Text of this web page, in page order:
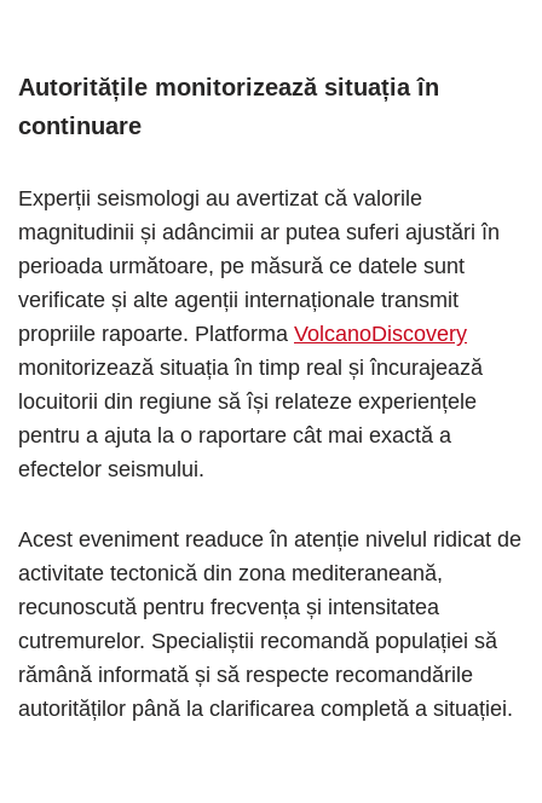
Autoritățile monitorizează situația în
continuare
Experții seismologi au avertizat că valorile
magnitudinii și adâncimii ar putea suferi ajustări în
perioada următoare, pe măsură ce datele sunt
verificate și alte agenții internaționale transmit
propriile rapoarte. Platforma VolcanoDiscovery
monitorizează situația în timp real și încurajează
locuitorii din regiune să își relateze experiențele
pentru a ajuta la o raportare cât mai exactă a
efectelor seismului.
Acest eveniment readuce în atenție nivelul ridicat de
activitate tectonică din zona mediteraneană,
recunoscută pentru frecvența și intensitatea
cutremurelor. Specialiștii recomandă populației să
rămână informată și să respecte recomandările
autorităților până la clarificarea completă a situației.